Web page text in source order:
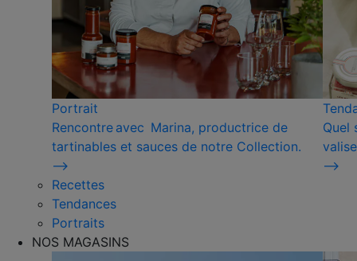
Portrait
Rencontre avec Marina, productrice de
tartinables et sauces de notre Collection.
⟶
Quel
⟶
Recettes
Tendances
Portraits
NOS MAGASINS